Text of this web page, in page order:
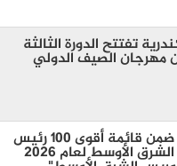
تفتتح الدورة الثالثة
مهرجان الصيف الدولي
أنكوش أرورا ضمن قائمة أقوى 100 رئيس
تنفيذي في الشرق الأوسط لعام 2026